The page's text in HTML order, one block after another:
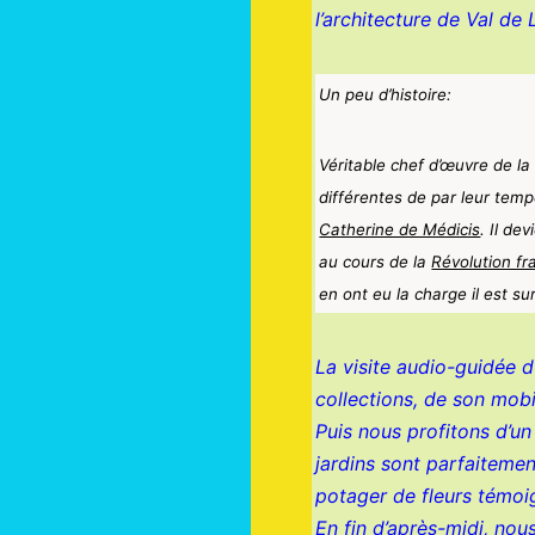
l’architecture de Val
Un peu d’histoire:
Véritable chef d’œuvre de la
différentes de par leur
Catherine de Médicis. Il
au cours de laRévolution
en ont eu la charge il est
La visite audio-guidée
collections, de son
Puis nous profitons
jardins sont
potager de fleurs
En fin d’après-midi,